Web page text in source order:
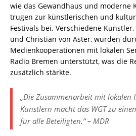
wie das Gewandhaus und moderne
trugen zur künstlerischen und
Festivals bei. Verschiedene
und Christian von Aster, wurden
Medienkooperationen mit lokalen
Radio Bremen unterstützt, was die
zusätzlich stärkte.
„Die Zusammenarbeit mit
Künstlern macht das WGT zu
für alle Beteiligten.“ – MDR